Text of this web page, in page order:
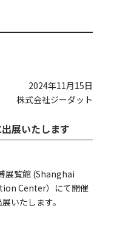
2024年11月15日
株式会社ジーダット
展いたします
展覧館 (Shanghai
Center）にて開催
いたします。